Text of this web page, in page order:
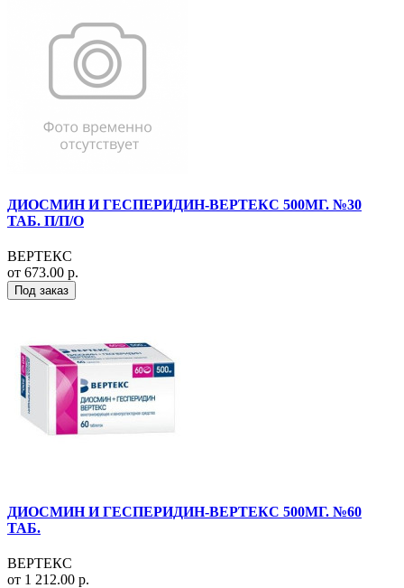
ДИОСМИН И ГЕСПЕРИДИН-ВЕРТЕКС 500МГ. №30
ТАБ. П/П/О
ВЕРТЕКС
от 673.00 р.
Под заказ
ДИОСМИН И ГЕСПЕРИДИН-ВЕРТЕКС 500МГ. №60
ТАБ.
ВЕРТЕКС
от 1 212.00 р.